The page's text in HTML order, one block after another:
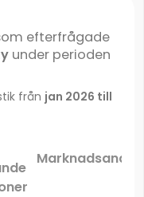
efterfrågade
under perioden
från jan 2026 till
Marknadsandel